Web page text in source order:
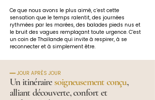
Ce que nous avons le plus aimé, c’est cette
sensation que le temps ralentit, des journées
rythmées par les marées, des balades pieds nus et
le bruit des vagues remplaçant toute urgence. C’est
un coin de Thaïlande qui invite à respirer, à se
reconnecter et à simplement être.
━━ JOUR APRÈS JOUR
Un itinéraire soigneusement conçu,
alliant découverte, confort et